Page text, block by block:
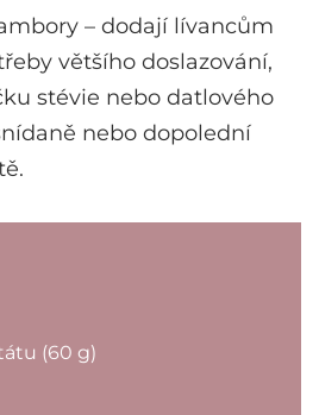
– dodají lívancům
většího doslazování,
stévie nebo datlového
nebo dopolední
(60 g)